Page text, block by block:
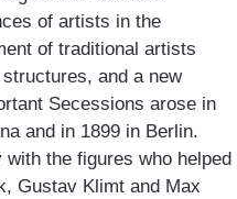
of artists in the
of traditional artists
and a new
Secessions arose in
and in 1899 in Berlin.
the figures who helped
Gustav Klimt and Max